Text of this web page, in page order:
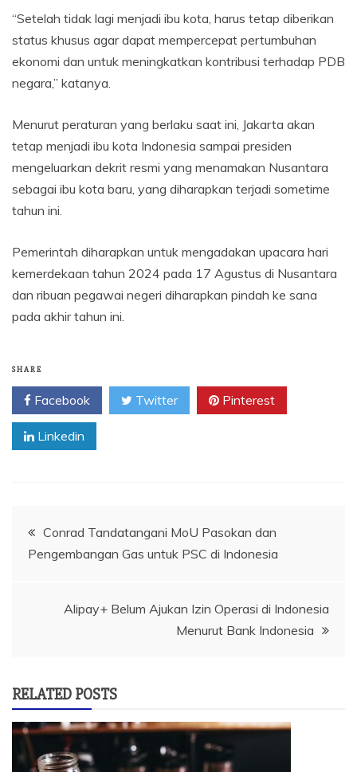
“Setelah tidak lagi menjadi ibu kota, harus tetap diberikan
status khusus agar dapat mempercepat pertumbuhan
ekonomi dan untuk meningkatkan kontribusi terhadap PDB
negara,” katanya.
Menurut peraturan yang berlaku saat ini, Jakarta akan
tetap menjadi ibu kota Indonesia sampai presiden
mengeluarkan dekrit resmi yang menamakan Nusantara
sebagai ibu kota baru, yang diharapkan terjadi sometime
tahun ini.
Pemerintah diharapkan untuk mengadakan upacara hari
kemerdekaan tahun 2024 pada 17 Agustus di Nusantara
dan ribuan pegawai negeri diharapkan pindah ke sana
pada akhir tahun ini.
SHARE
Facebook Twitter Pinterest
Linkedin
Navigasi
pos
Conrad Tandatangani MoU Pasokan dan
Pengembangan Gas untuk PSC di Indonesia
Alipay+ Belum Ajukan Izin Operasi di Indonesia
Menurut Bank Indonesia
RELATED POSTS